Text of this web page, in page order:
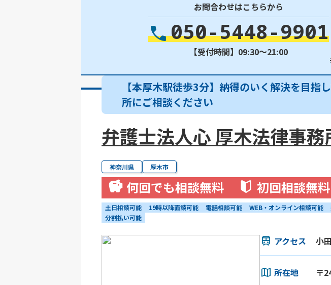
お問合わせはこちらから
050-5448-9901
【受付時間】09:30〜21:00
【本厚木駅徒歩3分】納得のいく解決を目
所にご相談ください
弁護士法人心 厚木法律事務
神奈川県 厚木市
何回でも相談無料 初回相談無料
土日相談可能 19時以降面談可能 電話相談可能 WEB・オンライン相談可能
分割払い可能
アクセス 小
所在地 〒